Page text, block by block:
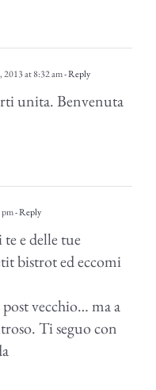
2013 at 8:32 am- Reply
unita. Benvenuta
pm- Reply
te e delle tue
bistrot ed eccomi
vecchio… ma a
Ti seguo con